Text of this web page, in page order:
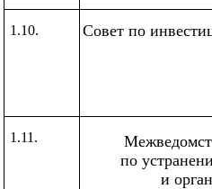
1.10. Совет по
1.11.
по
и